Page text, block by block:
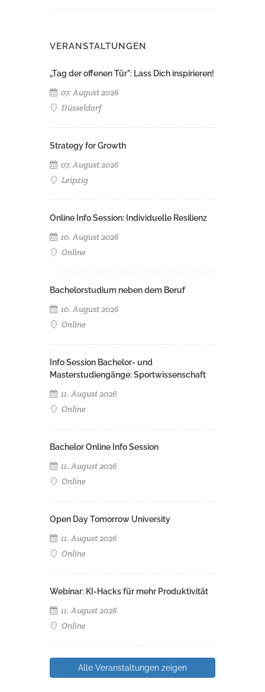
VERANSTALTUNGEN
„Tag der offenen Tür": Lass Dich inspirieren!
07. August 2026
Düsseldorf
Strategy for Growth
07. August 2026
Leipzig
Online Info Session: Individuelle Resilienz
10. August 2026
Online
Bachelorstudium neben dem Beruf
10. August 2026
Online
Info Session Bachelor- und
Masterstudiengänge: Sportwissenschaft
11. August 2026
Online
Bachelor Online Info Session
11. August 2026
Online
Open Day Tomorrow University
11. August 2026
Online
Webinar: KI-Hacks für mehr Produktivität
11. August 2026
Online
Alle Veranstaltungen zeigen